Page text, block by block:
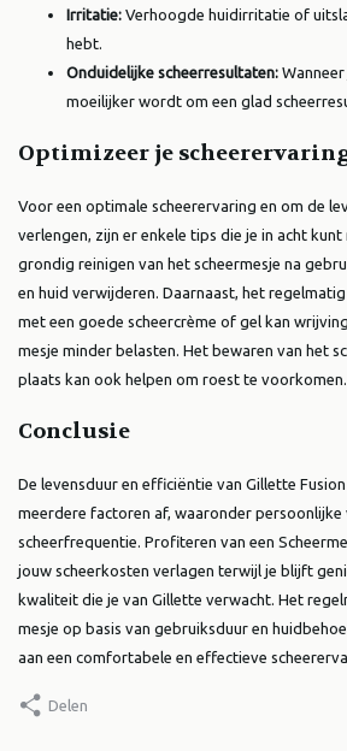
Irritatie: Verhoogde huidirritatie of
hebt.
Onduidelijke scheerresultaten:
moeilijker wordt om een glad
Optimizeer je
Voor een optimale scheerervaring en om de
verlengen, zijn er enkele tips die je in acht kunt
grondig reinigen van het scheermesje na
en huid verwijderen. Daarnaast, het
met een goede scheercrème of gel kan
mesje minder belasten. Het bewaren van het
plaats kan ook helpen om roest te voorkomen.
Conclusie
De levensduur en efficiëntie van Gillette
meerdere factoren af, waaronder
scheerfrequentie. Profiteren van een
jouw scheerkosten verlagen terwijl je blijft
kwaliteit die je van Gillette verwacht. Het
mesje op basis van gebruiksduur en
aan een comfortabele en effectieve
Delen